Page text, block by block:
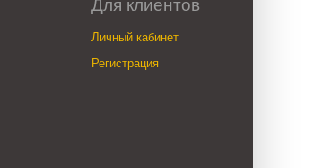
Для клиентов
Личный кабинет
Регистрация